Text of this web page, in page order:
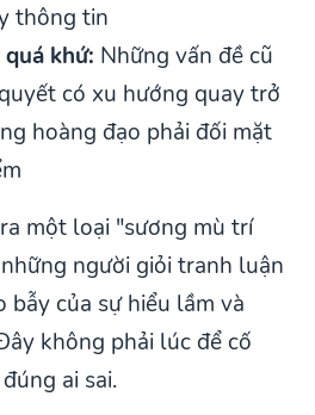
thông tin
khứ: Những vấn đề cũ
có xu hướng quay trở
hoàng đạo phải đối mặt
một loại "sương mù trí
người giỏi tranh luận
bẫy của sự hiểu lầm và
không phải lúc để cố
ai sai.